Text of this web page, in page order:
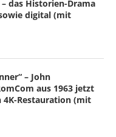
– das Historien-Drama
digital (mit
– John
aus 1963 jetzt
4K-Restauration (mit